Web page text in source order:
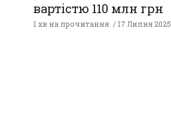
вартістю 110 млн грн
1 хв на прочитання 17 Липня 2025